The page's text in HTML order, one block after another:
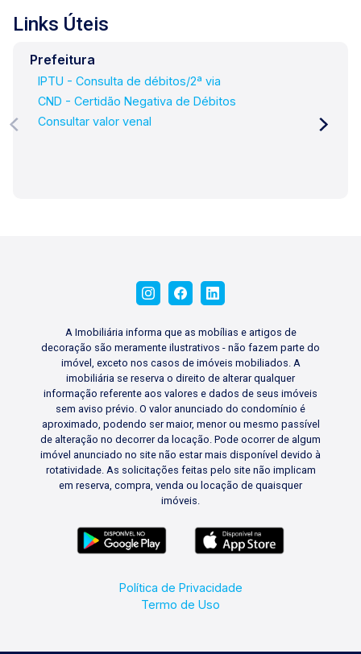
Links Úteis
Prefeitura
IPTU - Consulta de débitos/2ª via
CND - Certidão Negativa de Débitos
Consultar valor venal
A Imobiliária informa que as mobílias e artigos de
decoração são meramente ilustrativos - não fazem parte do
imóvel, exceto nos casos de imóveis mobiliados. A
imobiliária se reserva o direito de alterar qualquer
informação referente aos valores e dados de seus imóveis
sem aviso prévio. O valor anunciado do condomínio é
aproximado, podendo ser maior, menor ou mesmo passível
de alteração no decorrer da locação. Pode ocorrer de algum
imóvel anunciado no site não estar mais disponível devido à
rotatividade. As solicitações feitas pelo site não implicam
em reserva, compra, venda ou locação de quaisquer
imóveis.
Política de Privacidade
Termo de Uso